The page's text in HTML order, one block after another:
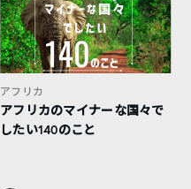
アフリカ
アフリカのマイナーな国々で
したい140のこと